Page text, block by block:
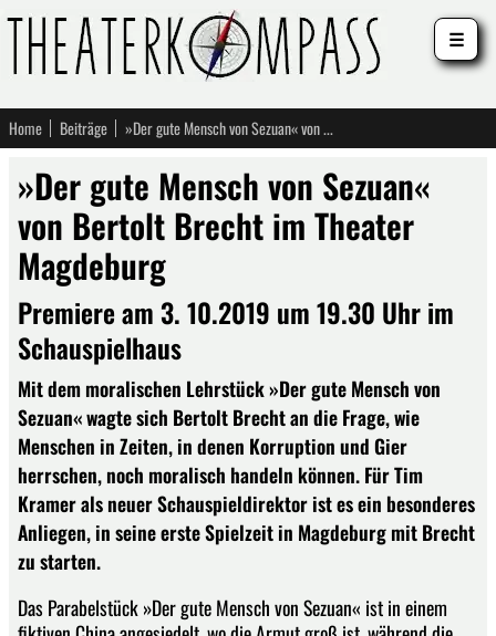
Home Beiträge »Der gute Mensch von Sezuan« von Bertolt Brecht im Theater Magdeburg
»Der gute Mensch von Sezuan«
von Bertolt Brecht im Theater
Magdeburg
Premiere am 3. 10.2019 um 19.30 Uhr im
Schauspielhaus
Mit dem moralischen Lehrstück »Der gute Mensch von
Sezuan« wagte sich Bertolt Brecht an die Frage, wie
Menschen in Zeiten, in denen Korruption und Gier
herrschen, noch moralisch handeln können. Für Tim
Kramer als neuer Schauspieldirektor ist es ein besonderes
Anliegen, in seine erste Spielzeit in Magdeburg mit Brecht
zu starten.
Das Parabelstück »Der gute Mensch von Sezuan« ist in einem
☰